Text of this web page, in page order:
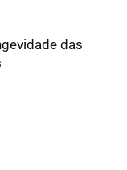
das